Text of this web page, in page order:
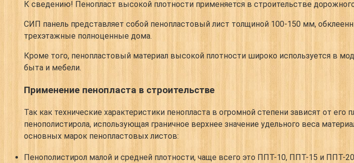
К сведению! Пенопласт высокой плотности применяется в строительстве
СИП панель представляет собой пенопластовый лист толщиной 100-150 мм,
трехэтажные полноценные дома.
Кроме того, пенопластовый материал высокой плотности широко используется в
быта и мебели.
Применение пенопласта в строительстве
Так как технические характеристики пенопласта в огромной степени зависят от
пенополистирола, использующая граничное верхнее значение удельного веса
основных марок пенопластовых листов:
Пенополистирол малой и средней плотности, чаще всего это ППТ-10, ППТ-15 и ППТ-